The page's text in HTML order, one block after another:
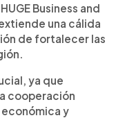
Business and
una cálida
de fortalecer las
ya que
cooperación
y